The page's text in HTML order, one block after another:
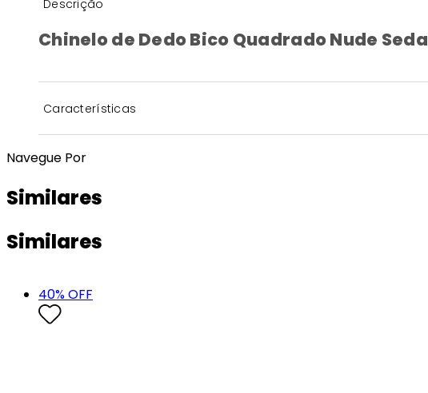
Descrição
Chinelo de Dedo Bico Quadrado Nude Seda
Características
Navegue Por
Similares
Similares
40% OFF